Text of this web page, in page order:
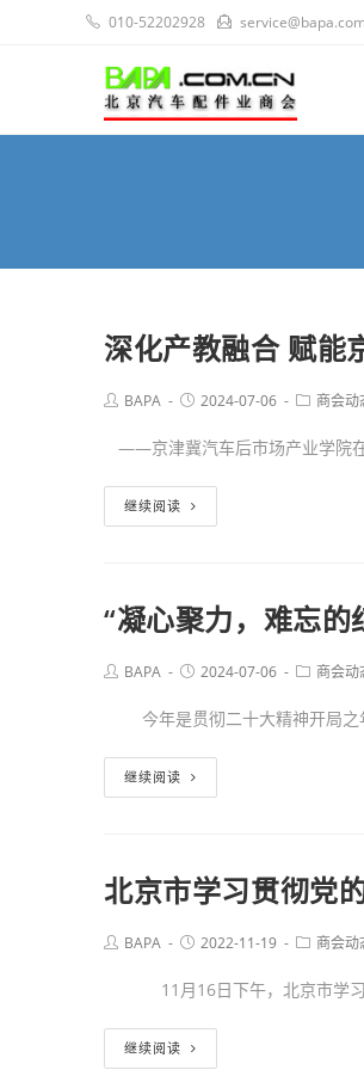
010-52202928
深化产教融合 赋能
BAPA 2024-07-06 商会动
——京津冀汽车后市场产业学
继续阅读
“凝心聚力，难忘
BAPA 2024-07-06 商会动
今年是贯彻二十大精神开局之
继续阅读
北京市学习贯彻党
BAPA 2022-11-19 商会动
11月16日下午，北京市学习
继续阅读